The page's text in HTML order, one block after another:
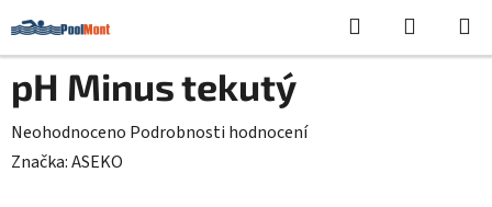
na
obsah
Hledat
KOŠÍK
pH Minus tekutý
Průměrné
hodnocení
Neohodnoceno Podrobnosti hodnocení
Značka:ASEKO